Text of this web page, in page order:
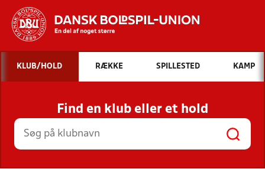
Hvad vil du søge efter?
INDHOLD OG NYHEDER
STILLINGER, RESULTATER, KLUBBER OG
HOLD
KLUB/HOLD RÆKKE SPILLESTED KAMP
Find en klub eller et hold